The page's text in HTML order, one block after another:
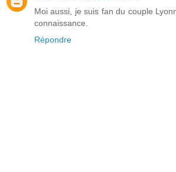
Moi aussi, je suis fan du couple
connaissance.
Répondre